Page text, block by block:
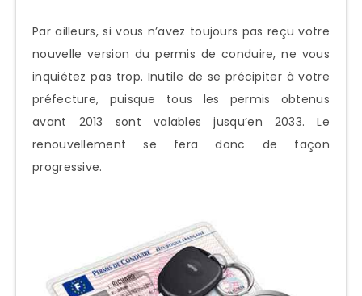
Par ailleurs, si vous n’avez toujours pas reçu votre
nouvelle version du permis de conduire, ne vous
inquiétez pas trop. Inutile de se précipiter à votre
préfecture, puisque tous les permis obtenus
avant 2013 sont valables jusqu’en 2033. Le
renouvellement se fera donc de façon
progressive.